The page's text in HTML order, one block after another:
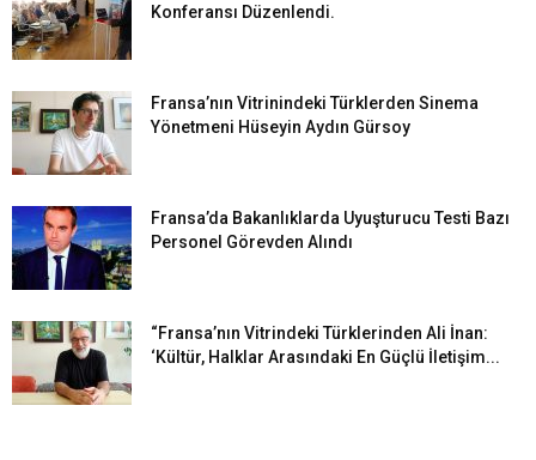
Konferansı Düzenlendi.
Fransa’nın Vitrinindeki Türklerden Sinema
Yönetmeni Hüseyin Aydın Gürsoy
Fransa’da Bakanlıklarda Uyuşturucu Testi Bazı
Personel Görevden Alındı
“Fransa’nın Vitrindeki Türklerinden Ali İnan:
‘Kültür, Halklar Arasındaki En Güçlü İletişim...